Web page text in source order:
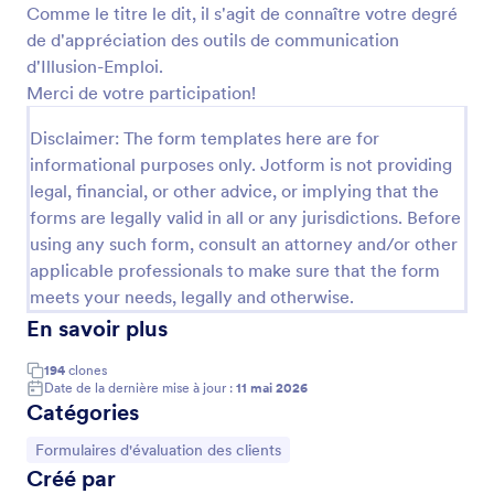
Comme le titre le dit, il s'agit de connaître votre degré
de d'appréciation des outils de communication
d'Illusion-Emploi.
Merci de votre participation!
Disclaimer: The form templates here are for
informational purposes only. Jotform is not providing
legal, financial, or other advice, or implying that the
forms are legally valid in all or any jurisdictions. Before
using any such form, consult an attorney and/or other
applicable professionals to make sure that the form
meets your needs, legally and otherwise.
En savoir plus
194 clones
Date de la dernière mise à jour : 11 mai 2026
Catégories
Accéder à la catégorie :
Formulaires d'évaluation des clients
Créé par
À propos des Formulaires d'évaluation des
clients
Les formulaires d'évaluation client sont conçus pour
recueillir des retours et des informations clés
les services ou leurs expériences globales avec une
entreprise ou un professionnel. Ces formulaires sont
couramment utilisés par les prestataires de services,
les consultants, les agences, les professionnels de
santé et les établissements d'enseignement pour
évaluer la satisfaction client, identifier les axes